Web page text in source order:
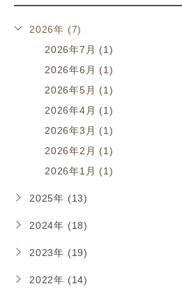
2026年 (7)
2026年7月 (1)
2026年6月 (1)
2026年5月 (1)
2026年4月 (1)
2026年3月 (1)
2026年2月 (1)
2026年1月 (1)
2025年 (13)
2024年 (18)
2023年 (19)
2022年 (14)